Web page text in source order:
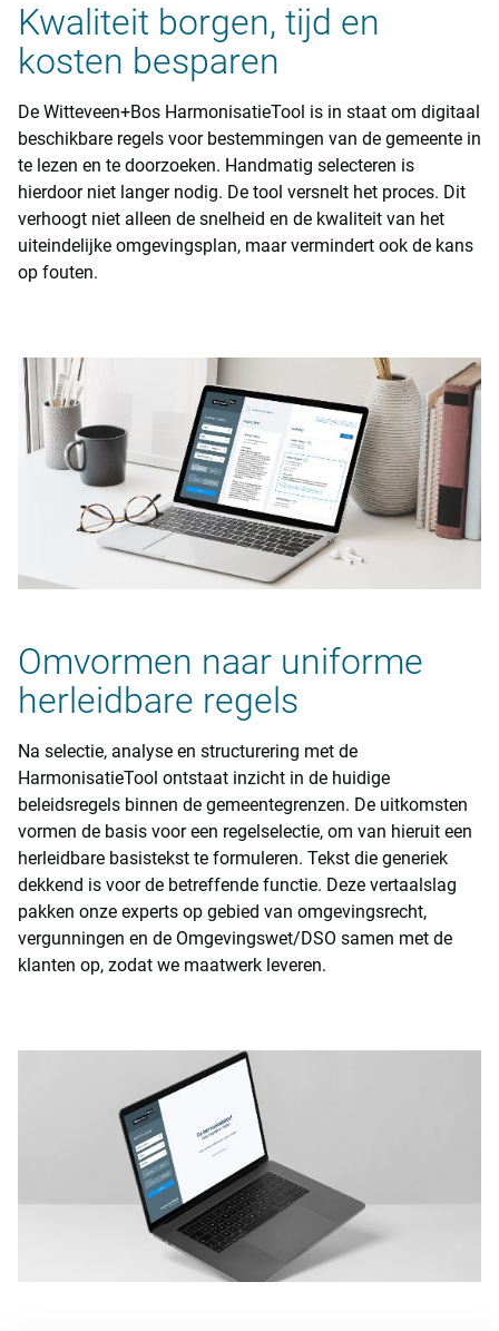
Kwaliteit borgen, tijd en
kosten besparen
De Witteveen+Bos HarmonisatieTool is in staat om digitaal
beschikbare regels voor bestemmingen van de gemeente in
te lezen en te doorzoeken. Handmatig selecteren is
hierdoor niet langer nodig. De tool versnelt het proces. Dit
verhoogt niet alleen de snelheid en de kwaliteit van het
uiteindelijke omgevingsplan, maar vermindert ook de kans
op fouten.
Omvormen naar uniforme
herleidbare regels
Na selectie, analyse en structurering met de
HarmonisatieTool ontstaat inzicht in de huidige
beleidsregels binnen de gemeentegrenzen. De uitkomsten
vormen de basis voor een regelselectie, om van hieruit een
herleidbare basistekst te formuleren. Tekst die generiek
dekkend is voor de betreffende functie. Deze vertaalslag
pakken onze experts op gebied van omgevingsrecht,
vergunningen en de Omgevingswet/DSO samen met de
klanten op, zodat we maatwerk leveren.